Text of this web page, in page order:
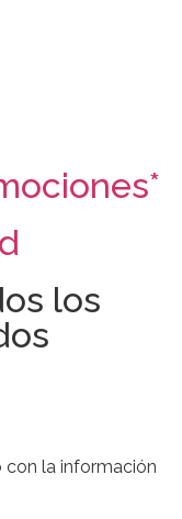
los
con la información